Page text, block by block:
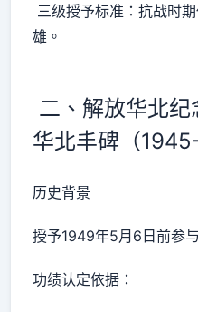
三级授予标准：抗战时
雄。
二、解放华北
华北丰碑（
历史背景
授予1949年5月6日前参
功绩认定依据：